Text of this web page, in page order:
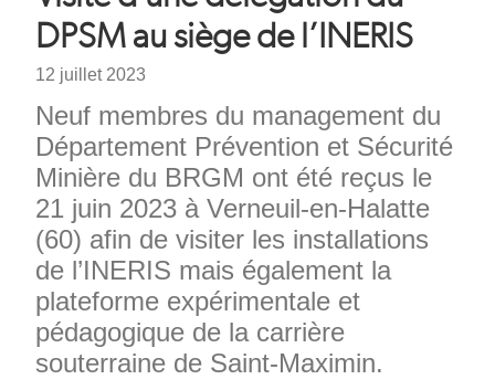
d'Ariane
DPSM au siège de l’INERIS
Date
12 juillet 2023
Chapeau
Neuf membres du management du
Département Prévention et Sécurité
Minière du BRGM ont été reçus le
21 juin 2023 à Verneuil-en-Halatte
(60) afin de visiter les installations
de l’INERIS mais également la
plateforme expérimentale et
pédagogique de la carrière
souterraine de Saint-Maximin.